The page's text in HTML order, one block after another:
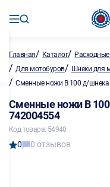
Главная/ Каталог/
/ Для мотобуров/ Шнеки для
/ Cменные ножи В 100 д/шнека
Cменные ножи В 100
742004554
Код товара: 54940
0 0 отзывов